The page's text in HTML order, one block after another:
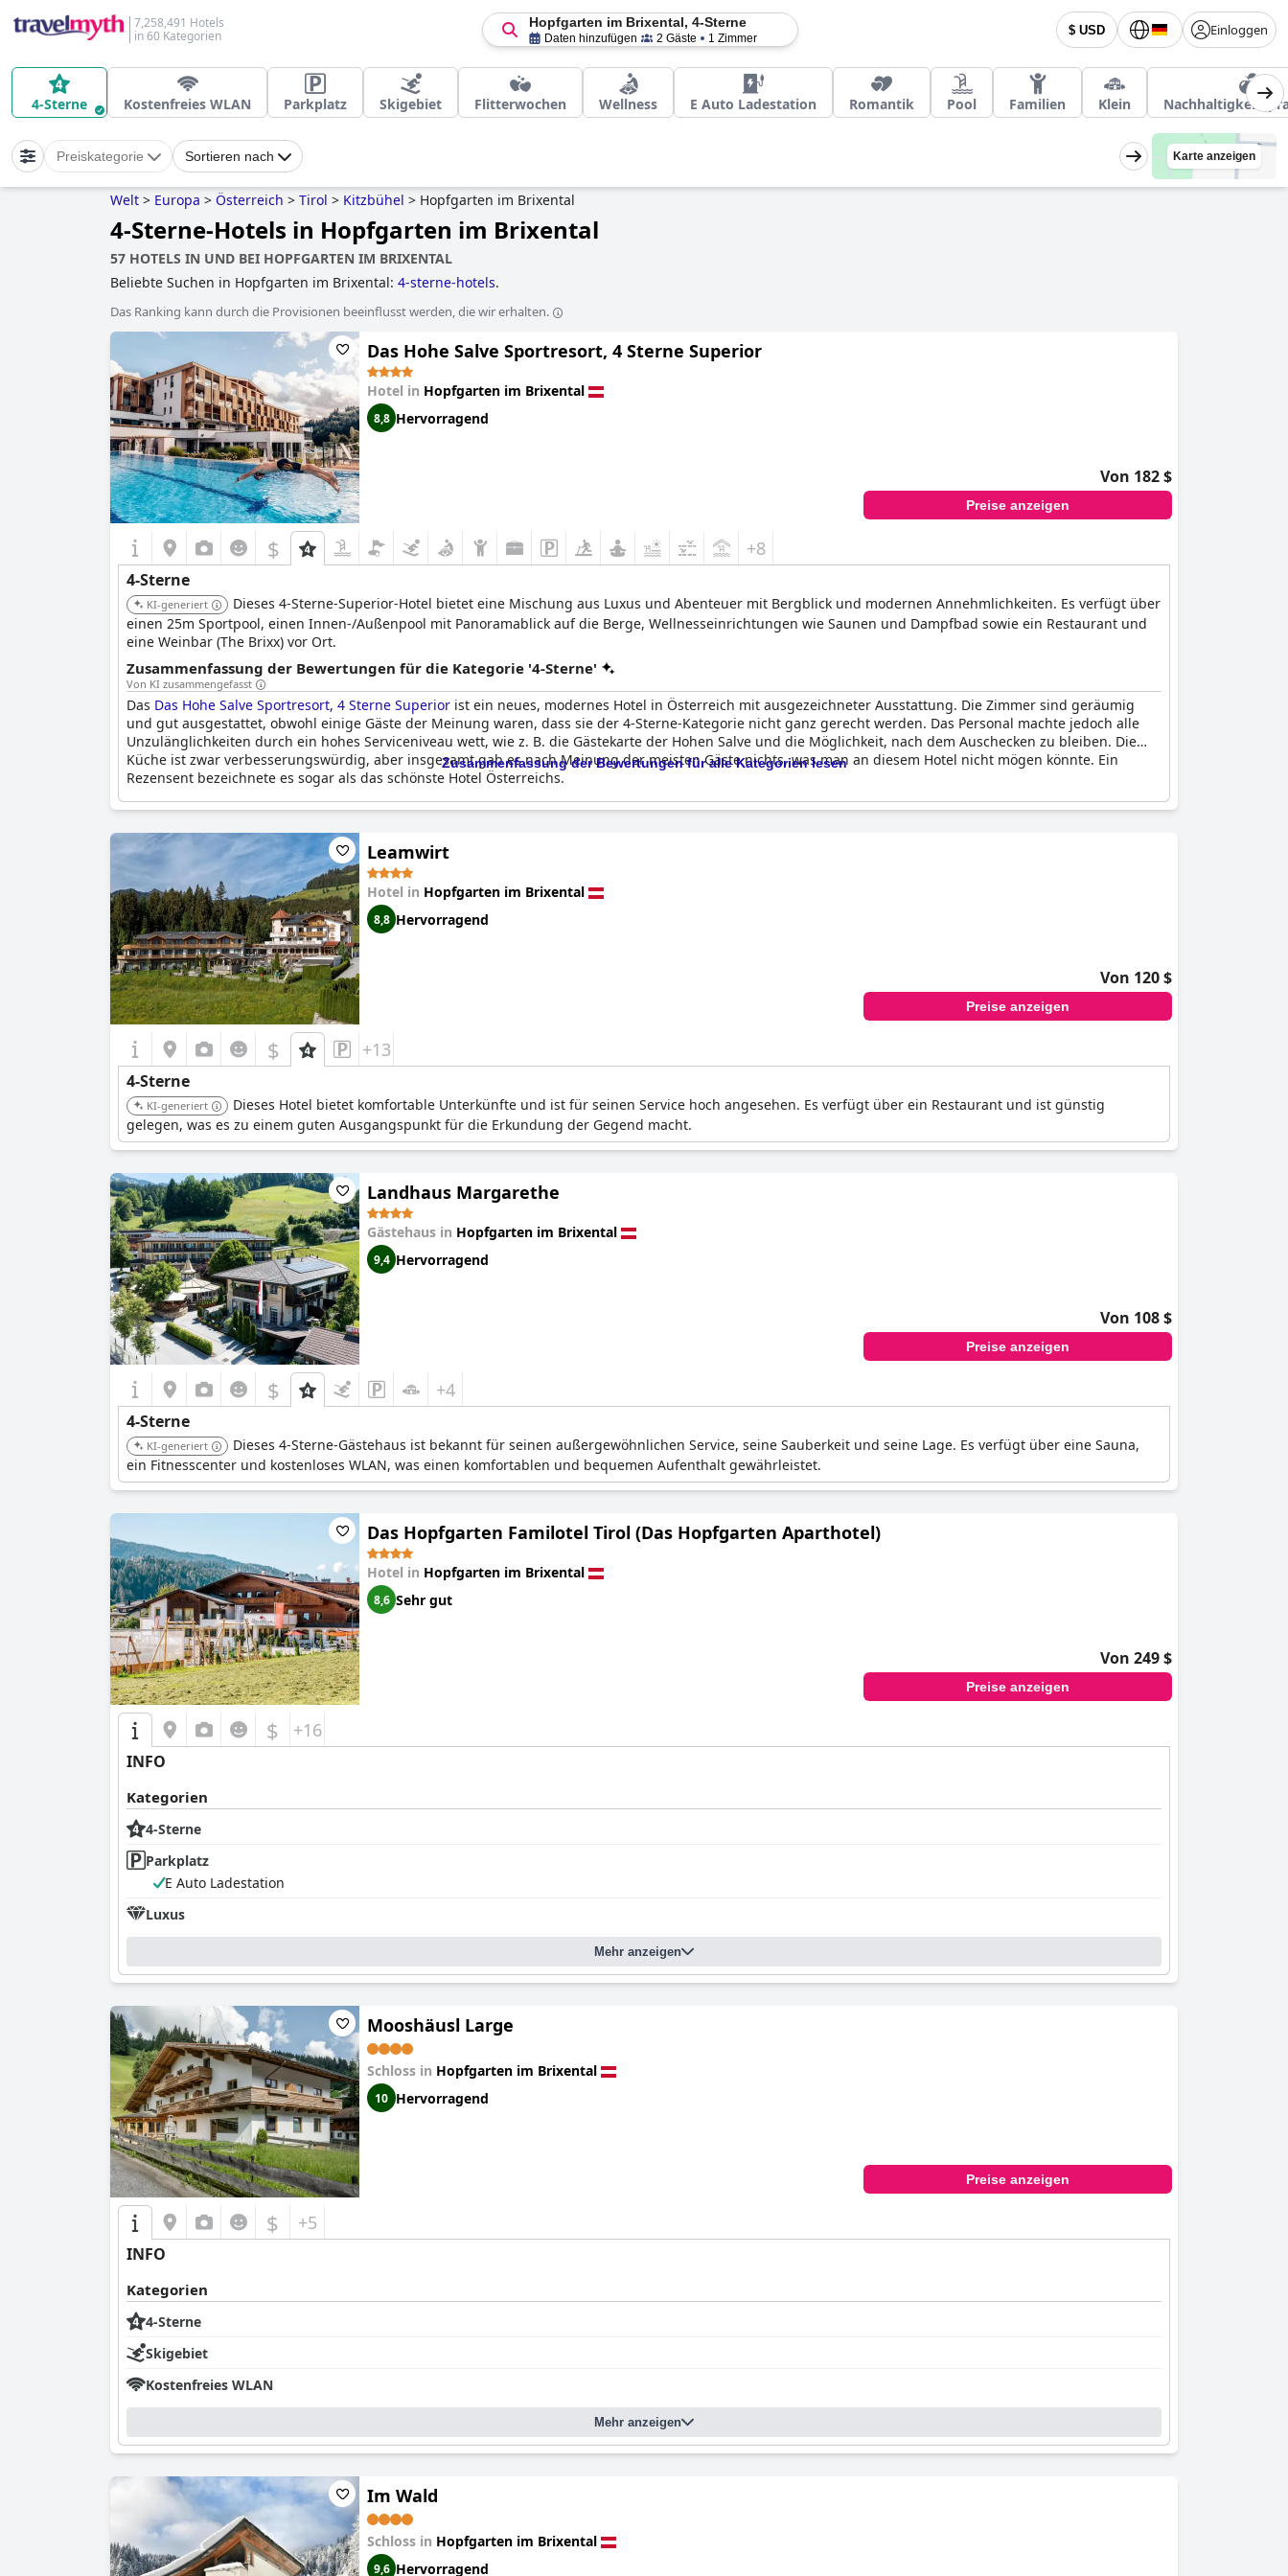
7,258,491 Hotels
in 60 Kategorien
$ USD Einloggen
Hopfgarten im Brixental, 4-Sterne
Daten hinzufügen 2 Gäste 1 Zimmer
4-Sterne Kostenfreies WLAN Parkplatz Skigebiet Flitterwochen Wellness E Auto Ladestation Romantik Pool Familien Klein
Preiskategorie Sortieren nach Karte anzeigen
Welt > Europa > Österreich > Tirol > Kitzbühel > Hopfgarten im Brixental
4-Sterne-Hotels in Hopfgarten im Brixental
57 HOTELS IN UND BEI HOPFGARTEN IM BRIXENTAL
Beliebte Suchen in Hopfgarten im Brixental: 4-sterne-hotels.
Das Ranking kann durch die Provisionen beeinflusst werden, die wir erhalten.
Das Hohe Salve Sportresort, 4 Sterne Superior
Hotel in Hopfgarten im Brixental
8,8 Hervorragend
Von 182 $
Preise anzeigen
$ +8
4-Sterne
KI-generiert
Dieses 4-Sterne-Superior-Hotel bietet eine Mischung aus Luxus und Abenteuer mit Bergblick und modernen Annehmlichkeiten. Es verfügt über
einen 25m Sportpool, einen Innen-/Außenpool mit Panoramablick auf die Berge, Wellnesseinrichtungen wie Saunen und Dampfbad sowie ein Restaurant und
eine Weinbar (The Brixx) vor Ort.
Zusammenfassung der Bewertungen für die Kategorie '4-Sterne'
Von KI zusammengefasst
Das Das Hohe Salve Sportresort, 4 Sterne Superior ist ein neues, modernes Hotel in Österreich mit ausgezeichneter Ausstattung. Die Zimmer sind geräumig
und gut ausgestattet, obwohl einige Gäste der Meinung waren, dass sie der 4-Sterne-Kategorie nicht ganz gerecht werden. Das Personal machte jedoch alle
Unzulänglichkeiten durch ein hohes Serviceniveau wett, wie z. B. die Gästekarte der Hohen Salve und die Möglichkeit, nach dem Auschecken zu bleiben. Die
Küche ist zwar verbesserungswürdig, aber insgesamt gab es nach Meinung der meisten Gäste nichts, was man an diesem Hotel nicht mögen könnte. Ein
Rezensent bezeichnete es sogar als das schönste Hotel Österreichs.
Zusammenfassung der Bewertungen für alle Kategorien lesen
Leamwirt
Hotel in Hopfgarten im Brixental
8,8 Hervorragend
Von 120 $
Preise anzeigen
$ +13
4-Sterne
KI-generiert
Dieses Hotel bietet komfortable Unterkünfte und ist für seinen Service hoch angesehen. Es verfügt über ein Restaurant und ist günstig
gelegen, was es zu einem guten Ausgangspunkt für die Erkundung der Gegend macht.
Landhaus Margarethe
Gästehaus in Hopfgarten im Brixental
9,4 Hervorragend
Von 108 $
Preise anzeigen
$ +4
4-Sterne
KI-generiert
Dieses 4-Sterne-Gästehaus ist bekannt für seinen außergewöhnlichen Service, seine Sauberkeit und seine Lage. Es verfügt über eine Sauna,
ein Fitnesscenter und kostenloses WLAN, was einen komfortablen und bequemen Aufenthalt gewährleistet.
Das Hopfgarten Familotel Tirol (Das Hopfgarten Aparthotel)
Hotel in Hopfgarten im Brixental
8,6 Sehr gut
Von 249 $
Preise anzeigen
$ +16
INFO
Kategorien
4-Sterne
Parkplatz
E Auto Ladestation
Luxus
Mehr anzeigen
Mooshäusl Large
Schloss in Hopfgarten im Brixental
10 Hervorragend
Preise anzeigen
$ +5
INFO
Kategorien
4-Sterne
Skigebiet
Kostenfreies WLAN
Mehr anzeigen
Im Wald
Schloss in Hopfgarten im Brixental
9,6 Hervorragend